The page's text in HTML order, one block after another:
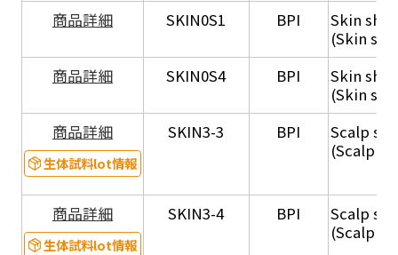
商品詳細 SKIN0S1 BPI
Skin
(Skin
商品詳細
SKIN0S4 BPI
Skin
(Skin
商品詳細
生体試料lot情報
SKIN3-3 BPI
Scalp
(Scalp
商品詳細
生体試料lot情報
SKIN3-4 BPI
Scalp
(Scalp